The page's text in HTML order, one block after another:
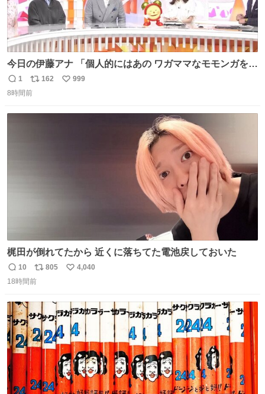
今日の伊藤アナ 「個人的にはあの ワガママなモモンガを是
非松平さんに成敗してほしい」 (手に刀を持ってモモ○ガを
返
信
1
リ
ポ
162
い
999
8時間前
梶田が倒れてたから 近くに落ちてた電池戻しておいた
返
信
10
リ
ポ
ト
数
805
い
数
4,040
18時間前